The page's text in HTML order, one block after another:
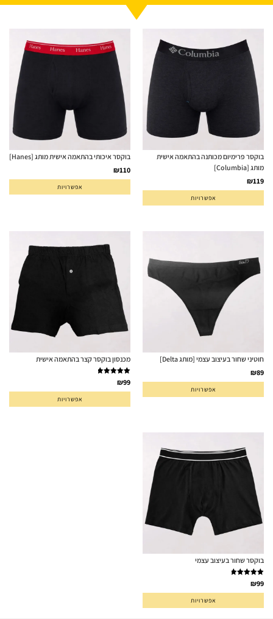
בוקסר פרימיום מכותנה בהתאמה אישית
מותג [Columbia]
₪119
אפשרויות
בוקסר איכותי בהתאמה אישית מותג [Hanes]
₪110
אפשרויות
חוטיני שחור בעיצוב עצמי [מותג Delta]
₪89
אפשרויות
מכנסון בוקסר קצר בהתאמה אישית
דורג5.00₪99
אפשרויות
בוקסר שחור בעיצוב עצמי
דורג5.00₪99
אפשרויות